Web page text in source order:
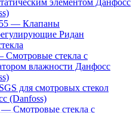
элементом Данфосс
— Клапаны
Ридан
Смотровые стекла с
влажности Данфосс
для смотровых стекол
(Danfoss)
— Смотровые стекла с